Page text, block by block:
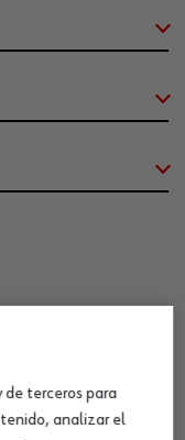
de terceros para
analizar el